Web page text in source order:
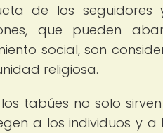
de los seguidores
que pueden
social, son
religiosa.
tabúes no solo
a los individuos y